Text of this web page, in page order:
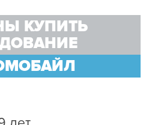
КУПИТЬ